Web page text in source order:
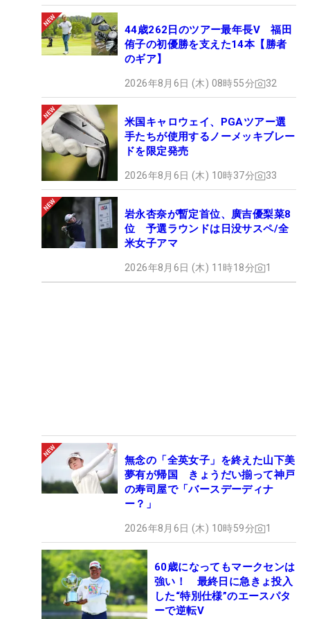
44歳262日のツアー最年長V 福田
侑子の初優勝を支えた14本【勝者
のギア】
2026年8月6日 (木) 08時55分 32
米国キャロウェイ、PGAツアー選
手たちが使用するノーメッキブレー
ドを限定発売
2026年8月6日 (木) 10時37分 33
岩永杏奈が暫定首位、廣吉優梨菜8
位 予選ラウンドは日没サスペ/全
米女子アマ
2026年8月6日 (木) 11時18分 1
無念の「全英女子」を終えた山下美
夢有が帰国 きょうだい揃って神戸
の寿司屋で「バースデーディナ
ー？」
2026年8月6日 (木) 10時59分 1
60歳になってもマークセンは
強い！ 最終日に急きょ投入
した“特別仕様”のエースパタ
ーで逆転V